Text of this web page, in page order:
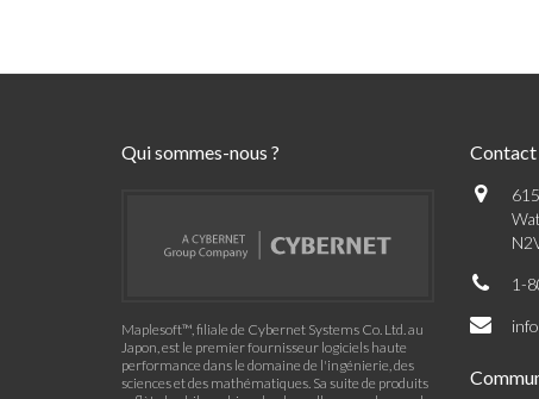
Qui sommes-nous ?
Maplesoft™, filiale de Cybernet Systems Co. Ltd. au
Japon, est le premier fournisseur logiciels haute
performance dans le domaine de l'ingénierie, des
sciences et des mathématiques. Sa suite de produits
Contact
1-